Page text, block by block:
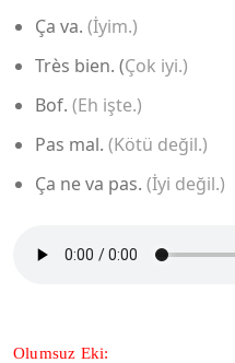
Ça va. (İyim.)
Très bien. (Çok iyi.)
Bof. (Eh işte.)
Pas mal. (Kötü değil.)
Ça ne va pas. (İyi değil.)
Olumsuz Eki: